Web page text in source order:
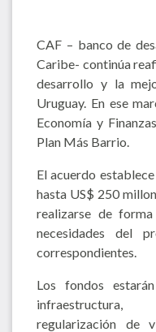
CAF – banco de
Caribe- continúa
desarrollo y la
Uruguay. En ese
Economía y
Plan Más Barrio.
El acuerdo
hasta US$ 250
realizarse de
necesidades del
correspondientes.
Los fondos
infraestructura,
regularización de